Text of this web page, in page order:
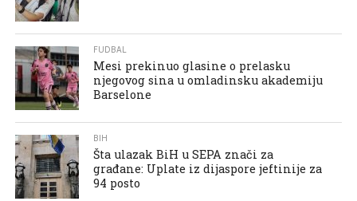
FUDBAL
Mesi prekinuo glasine o prelasku
njegovog sina u omladinsku akademiju
Barselone
BIH
Šta ulazak BiH u SEPA znači za
građane: Uplate iz dijaspore jeftinije za
94 posto